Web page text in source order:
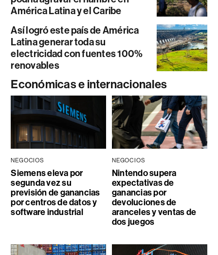
América Latina y el Caribe
Así logró este país de América
Latina generar toda su
electricidad con fuentes 100%
renovables
Económicas e internacionales
NEGOCIOS
Siemens eleva por
segunda vez su
previsión de ganancias
por centros de datos y
software industrial
NEGOCIOS
Nintendo supera
expectativas de
ganancias por
devoluciones de
aranceles y ventas de
dos juegos